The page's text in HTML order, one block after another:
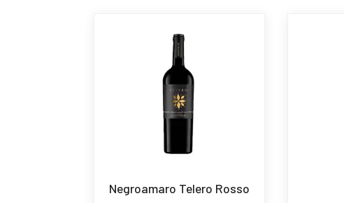
Negroamaro Telero Rosso